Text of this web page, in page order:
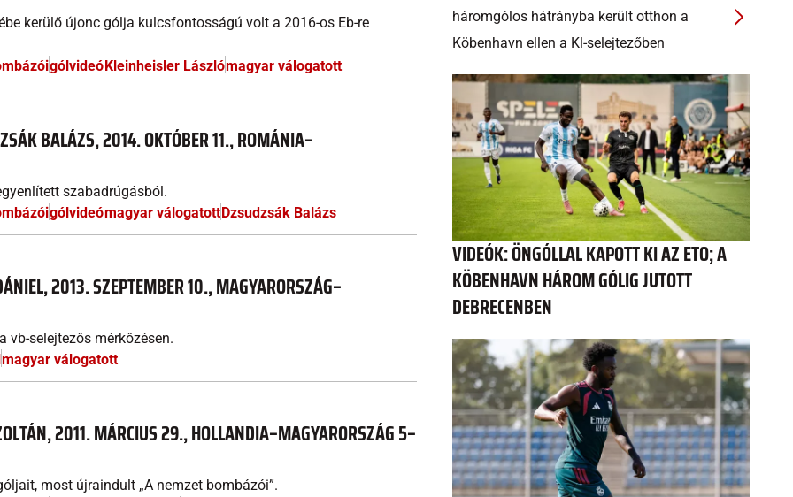
kerülő újonc gólja kulcsfontosságú volt a 2016-os Eb-re
gólvideóKleinheisler Lászlómagyar válogatott
BALÁZS, 2014. OKTÓBER 11., ROMÁNIA–
szabadrúgásból.
gólvideómagyar válogatottDzsudzsák Balázs
2013. SZEPTEMBER 10., MAGYARORSZÁG–
vb-selejtezős mérkőzésen.
magyar válogatott
2011. MÁRCIUS 29., HOLLANDIA–MAGYARORSZÁG 5–
most újraindult „A nemzet bombázói”.
háromgólos hátrányba került otthon a
Köbenhavn ellen a Kl-selejtezőben
VIDEÓK: ÖNGÓLLAL KAPOTT KI AZ ETO; A
KÖBENHAVN HÁROM GÓLIG JUTOTT
DEBRECENBEN